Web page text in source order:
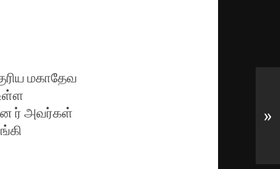
மகாதேவ
ர் அவர்கள்
»